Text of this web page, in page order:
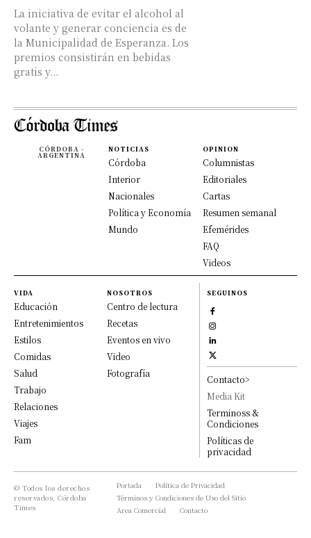
La iniciativa de evitar el alcohol al
volante y generar conciencia es de
la Municipalidad de Esperanza. Los
premios consistirán en bebidas
gratis y...
CÓRDOBA -
ARGENTINA
NOTICIAS
Córdoba
Interior
Nacionales
Política y Economía
Mundo
OPINION
Columnistas
Editoriales
Cartas
Resumen semanal
Efemérides
FAQ
Videos
VIDA
Educación
Entretenimientos
Estilos
Comidas
Salud
Trabajo
Relaciones
Viajes
Fam
NOSOTROS
Centro de lectura
Recetas
Eventos en vivo
Video
Fotografía
SEGUINOS
Contacto>
Media Kit
Terminoss &
Condiciones
Políticas de
privacidad
© Todos los derechos
reservados, Córdoba
Times
Portada
Política de Privacidad
Términos y Condiciones de Uso del Sitio
Area Comercial
Contacto